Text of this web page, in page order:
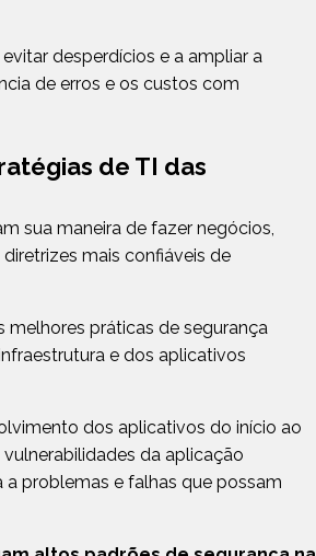
desperdícios e a ampliar a
de erros e os custos com
de TI das
sua maneira de fazer negócios,
mais confiáveis de
melhores práticas de segurança
e dos aplicativos
dos aplicativos do início ao
da aplicação
a problemas e falhas que possam